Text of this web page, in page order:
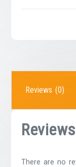
Reviews (0)
Reviews
There are no